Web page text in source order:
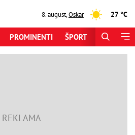
8. august,Oskar 27 °C
PROMINENTI ŠPORT